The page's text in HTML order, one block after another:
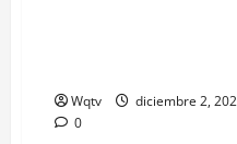
Wqtv
diciembre 2,
0